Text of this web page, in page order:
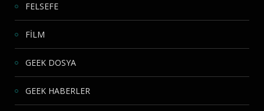
FELSEFE
FİLM
GEEK DOSYA
GEEK HABERLER